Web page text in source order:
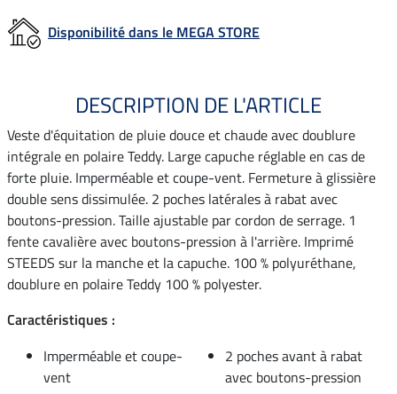
Disponibilité dans le MEGA STORE
DESCRIPTION DE L'ARTICLE
Veste d'équitation de pluie douce et chaude avec doublure
intégrale en polaire Teddy. Large capuche réglable en cas de
forte pluie. Imperméable et coupe-vent. Fermeture à glissière
double sens dissimulée. 2 poches latérales à rabat avec
boutons-pression. Taille ajustable par cordon de serrage. 1
fente cavalière avec boutons-pression à l'arrière. Imprimé
STEEDS sur la manche et la capuche. 100 % polyuréthane,
doublure en polaire Teddy 100 % polyester.
Caractéristiques :
Imperméable et coupe-
vent
2 poches avant à rabat
avec boutons-pression